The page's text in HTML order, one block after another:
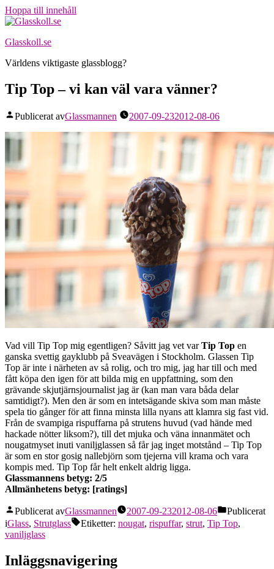
Hoppa till innehåll
Glasskoll.se
Världens viktigaste glassblogg?
Tip Top – vi kan väl vara vänner?
Publicerat avGlassmannen 2007-09-232012-08-06
Vad vill Tip Top mig egentligen? Såvitt jag vet varTip Top en
ganska svettig gayklubb på Sveavägen i Stockholm. Glassen Tip
Top är inte i närheten av så rolig, och tro mig, jag har till och med
fått köpa den igen för att bilda mig en uppfattning, som den
grävande skjutjärnsjournalist jag är (kan man vara båda delar
samtidigt?). Men den är som en intetsägande skiva som man måste
spela tio gånger för att finna minsta lilla nyans att klamra sig fast vid.
Från de svampiga rispuffarna på strutens huvud (vad hände med
hackade nötter liksom?), till det mjuka och väna innanmätet och
nougatmyset inuti vaniljglassen så får jag inget motstånd – Tip Top
är som en stor gosig nallebjörn som tjejerna vill krama och vara
kompis med. Tip Top får helt enkelt aldrig ligga.
Glassmannens betyg: 2/5
Allmänhetens betyg: [ratings]
Publicerat avGlassmannen 2007-09-232012-08-06
Publicerat
iGlass, Strutglass Etiketter: nougat, rispuffar, strut, Tip Top,
vaniljglass
Inläggsnavigering